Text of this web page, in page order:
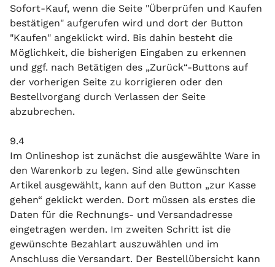
Sofort-Kauf, wenn die Seite "Überprüfen und Kaufen
bestätigen" aufgerufen wird und dort der Button
"Kaufen" angeklickt wird. Bis dahin besteht die
Möglichkeit, die bisherigen Eingaben zu erkennen
und ggf. nach Betätigen des „Zurück“-Buttons auf
der vorherigen Seite zu korrigieren oder den
Bestellvorgang durch Verlassen der Seite
abzubrechen.
9.4
Im Onlineshop ist zunächst die ausgewählte Ware in
den Warenkorb zu legen. Sind alle gewünschten
Artikel ausgewählt, kann auf den Button „zur Kasse
gehen“ geklickt werden. Dort müssen als erstes die
Daten für die Rechnungs- und Versandadresse
eingetragen werden. Im zweiten Schritt ist die
gewünschte Bezahlart auszuwählen und im
Anschluss die Versandart. Der Bestellübersicht kann